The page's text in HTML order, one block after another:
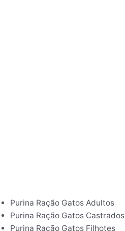
Purina Ração Gatos Adultos
Purina Ração Gatos Castrados
Purina Ração Gatos Filhotes